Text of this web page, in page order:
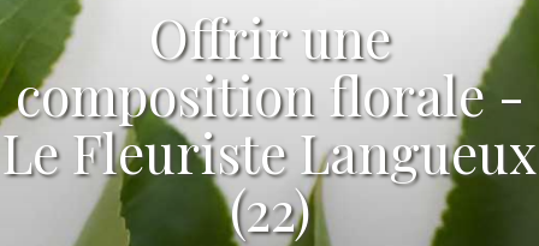
Offrir une
composition florale -
Le Fleuriste Langueux
(22)